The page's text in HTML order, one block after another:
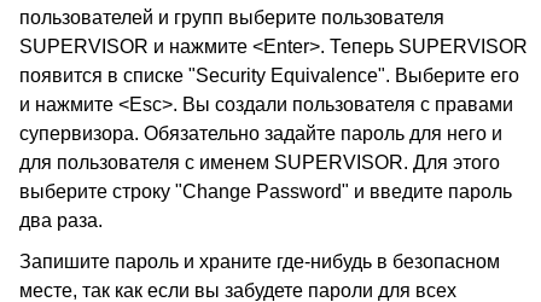
пользователей и групп выберите пользователя
SUPERVISOR и нажмите <Enter>. Теперь SUPERVISOR
появится в списке "Security Equivalence". Выберите его
и нажмите <Esc>. Вы создали пользователя с правами
супервизора. Обязательно задайте пароль для него и
для пользователя с именем SUPERVISOR. Для этого
выберите строку "Change Password" и введите пароль
два раза.
Запишите пароль и храните где-нибудь в безопасном
месте, так как если вы забудете пароли для всех